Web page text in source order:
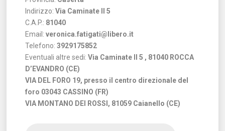
Indirizzo: Via Caminate II 5
C.A.P.: 81040
Email: veronica.fatigati@libero.it
Telefono: 3929175852
Eventuali altre sedi: Via Caminate II 5 , 81040 ROCCA
D’EVANDRO (CE)
VIA DEL FORO 19, presso il centro direzionale del
foro 03043 CASSINO (FR)
VIA MONTANO DEI ROSSI, 81059 Caianello (CE)